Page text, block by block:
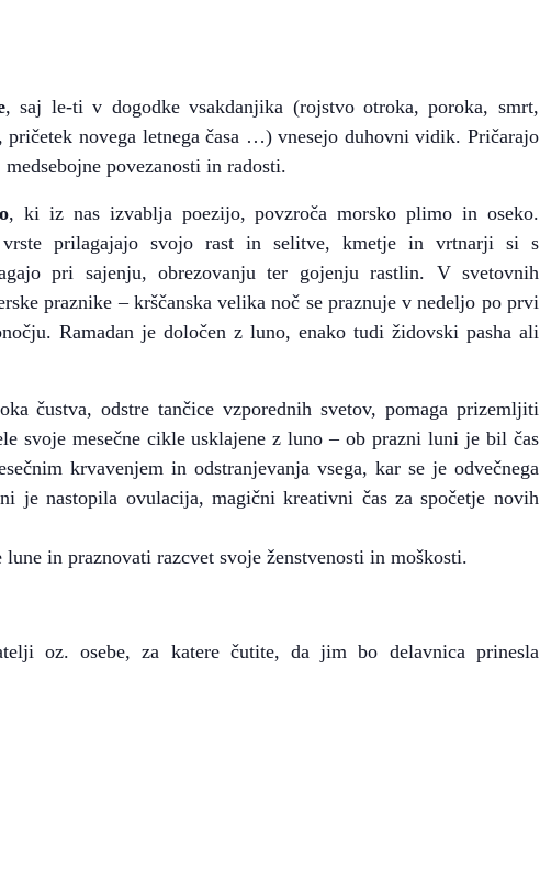
, saj le-ti v dogodke vsakdanjika (rojstvo otroka, poroka, smrt,
pričetek novega letnega časa …) vnesejo duhovni vidik. Pričarajo
povezanosti in radosti.
, ki iz nas izvablja poezijo, povzroča morsko plimo in oseko.
prilagajajo svojo rast in selitve, kmetje in vrtnarji si s
pri sajenju, obrezovanju ter gojenju rastlin. V svetovnih
praznike – krščanska velika noč se praznuje v nedeljo po prvi
Ramadan je določen z luno, enako tudi židovski pasha ali
čustva, odstre tančice vzporednih svetov, pomaga prizemljiti
svoje mesečne cikle usklajene z luno – ob prazni luni je bil čas
krvavenjem in odstranjevanja vsega, kar se je odvečnega
je nastopila ovulacija, magični kreativni čas za spočetje novih
in praznovati razcvet svoje ženstvenosti in moškosti.
oz. osebe, za katere čutite, da jim bo delavnica prinesla